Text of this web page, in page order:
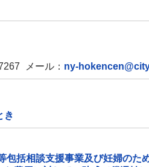
メール： ny-
き
包括相談支援事業及び妊婦のた